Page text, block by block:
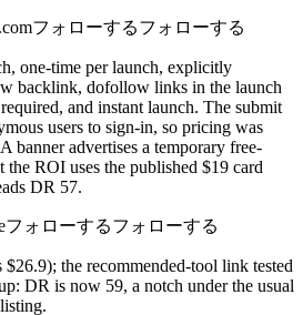
フォローするフォローする
one-time per launch, explicitly
backlink, dofollow links in the launch
and instant launch. The submit
users to sign-in, so pricing was
banner advertises a temporary free-
the ROI uses the published $19 card
DR 57.
フォローするフォローする
the recommended-tool link tested
DR is now 59, a notch under the usual